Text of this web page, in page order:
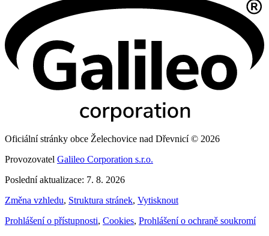
Oficiální stránky obce Želechovice nad Dřevnicí © 2026
Provozovatel Galileo Corporation s.r.o.
Poslední aktualizace: 7. 8. 2026
Změna vzhledu, Struktura stránek, Vytisknout
Prohlášení o přístupnosti, Cookies, Prohlášení o ochraně soukromí